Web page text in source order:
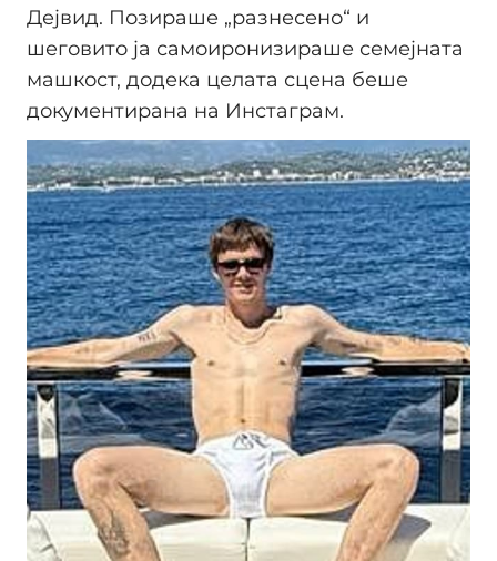
Дејвид. Позираше „разнесено“ и
шеговито ја самоиронизираше семејната
машкост, додека целата сцена беше
документирана на Инстаграм.